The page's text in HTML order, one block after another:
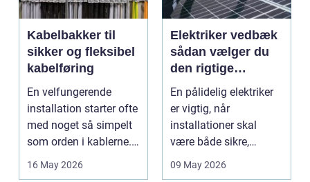
Kabelbakker til
sikker og fleksibel
kabelføring
En velfungerende
installation starter ofte
med noget så simpelt
som orden i kablerne.
Når strøm-, da...
16 May 2026
Elektriker vedbæk
sådan vælger du
den rigtige
fagmand
En pålidelig elektriker
er vigtig, når
installationer skal
være både sikre,
lovlige og holdbare. I
09 May 2026